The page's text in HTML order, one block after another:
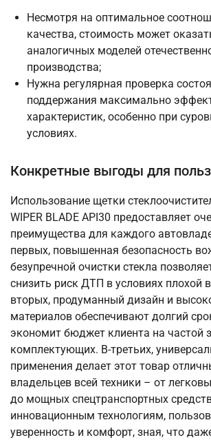
Несмотря на оптимальное
качества, стоимость может
аналогичных моделей
производства;
Нужна регулярная проверка
поддержания максимально
характеристик, особенно при
условиях.
Конкретные выгоды для
Использование щетки
WIPER BLADE API30 предоставляет
преимущества для каждого
первых, повышенная безопасность
безупречной очистки стекла
снизить риск ДТП в условиях плохой
вторых, продуманный дизайн и
материалов обеспечивают долгий
экономит бюджет клиента на частой
комплектующих. В-третьих,
применения делает этот товар
владельцев всей техники – от
до мощных спецтранспортных
инновационным технологиям,
уверенность и комфорт, зная, что